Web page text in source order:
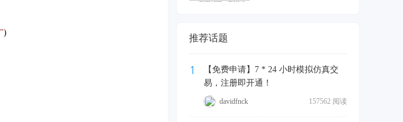
")
推荐话题
1
【免费申请】7 * 24 小时模拟仿真交
易，注册即开通！
157562 阅读
davidfnck